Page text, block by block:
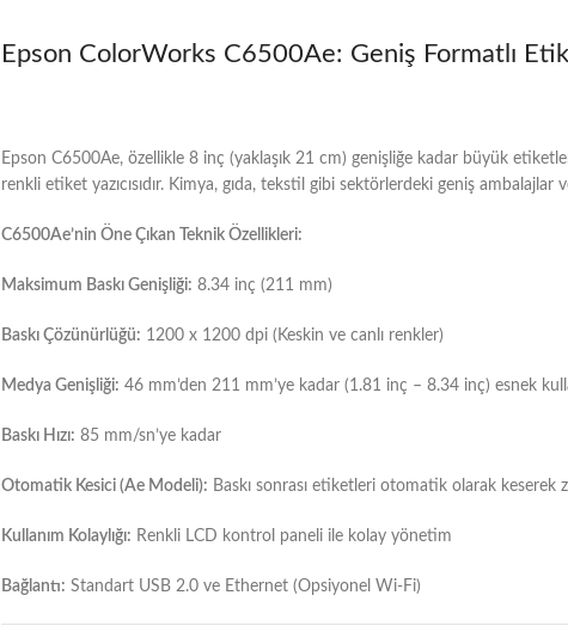
Epson ColorWorks C6500Ae: Geniş Formatlı
Epson C6500Ae, özellikle 8 inç (yaklaşık 21 cm) genişliğe kadar büyük
renkli etiket yazıcısıdır. Kimya, gıda, tekstil gibi sektörlerdeki geniş ambalajlar
C6500Ae’nin Öne Çıkan Teknik Özellikleri:
Maksimum Baskı Genişliği: 8.34 inç (211 mm)
Baskı Çözünürlüğü: 1200 x 1200 dpi (Keskin ve canlı renkler)
Medya Genişliği: 46 mm’den 211 mm’ye kadar (1.81 inç – 8.34 inç) esnek
Baskı Hızı: 85 mm/sn’ye kadar
Otomatik Kesici (Ae Modeli): Baskı sonrası etiketleri otomatik olarak keserek
Kullanım Kolaylığı: Renkli LCD kontrol paneli ile kolay yönetim
Bağlantı: Standart USB 2.0 ve Ethernet (Opsiyonel Wi-Fi)